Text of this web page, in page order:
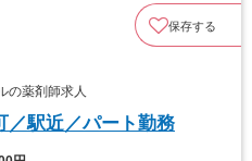
保存する
の薬剤師求人
／駅近／パート勤務